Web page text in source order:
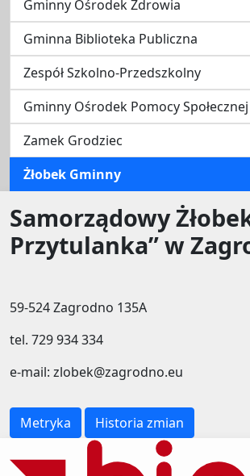
Gminny Ośrodek Zdrowia
Gminna Biblioteka Publiczna
Zespół Szkolno-Przedszkolny
Gminny Ośrodek Pomocy Społecznej
Zamek Grodziec
Żłobek Gminny
Samorządowy
Przytulanka” w
59-524 Zagrodno 135A
tel. 729 934 334
e-mail: zlobek@zagrodno.eu
Metryka Historia zmian